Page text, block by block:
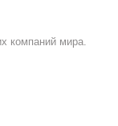
компаний мира.